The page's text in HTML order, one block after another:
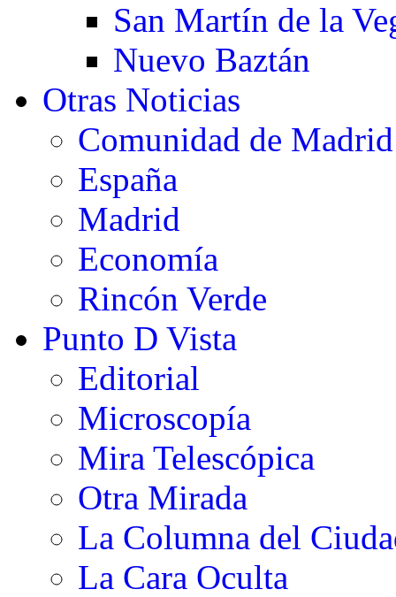
San Martín de la
Nuevo Baztán
Otras Noticias
Comunidad de Madrid
España
Madrid
Economía
Rincón Verde
Punto D Vista
Editorial
Microscopía
Mira Telescópica
Otra Mirada
La Columna del
La Cara Oculta